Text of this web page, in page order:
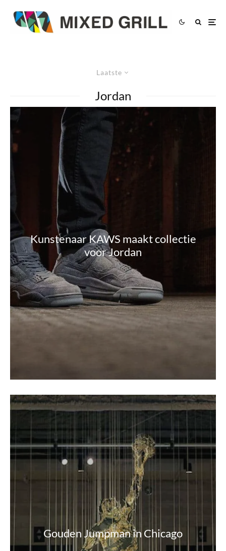
Laatste
Jordan
Kunstenaar KAWS maakt collectie
voor Jordan
Gouden Jumpman in Chicago